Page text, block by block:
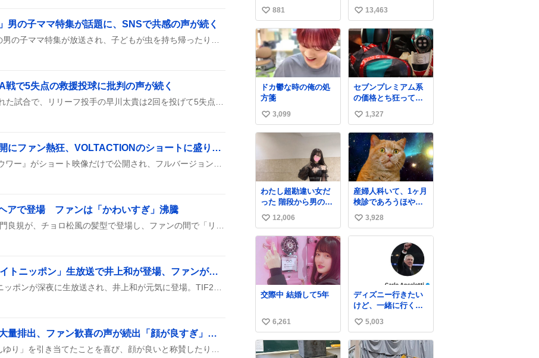
男の子ママ特集が話題に、SNSで共感の声が続く
『上田と女が吠える夜』の男の子ママ特集が放送され、子どもが虫を持ち帰ったり壁に穴を開けたり、ママ呼びが続く姿が笑いと共感を呼んでいる様子がSNSで広がっている。
戦で5失点の救援投球に批判の声が続く
阪神がDeNAに7対11で敗れた試合で、リリーフ投手の早川太貴は2回を投げて5失点し、試合の流れをさらに悪化させた。SNSでは早川の投球に対して批判的な声が多数上がっている。
「ロウワー」フル未公開にファン熱狂、VOLTACTIONのショートに盛り上がりの声
VOLTACTIONが歌う『ロウワー』がショート映像だけで公開され、フルバージョンがまだ出ていないことに、ファンが「フルで聞きたい！」とテンション高くリクエストを連投している様子がうかがえる。
アで登場 ファンは「かわいすぎ」沸騰
Aぇ!groupの佐野晶哉や正門良規が、チョロ松風の髪型で登場し、ファンの間で「リアルチョロ松」や「かわいすぎ」などのコメントが広がっている。
「乃木坂46のオールナイトニッポン」生放送で井上和が登場、ファンが「可愛すぎる」盛り上がり
乃木坂46のオールナイトニッポンが深夜に生放送され、井上和が元気に登場。TIF2026の話やマイクの持ち方トークが繰り広げられ、リスナーは「可愛すぎる」や「生放送です」などのコメントで盛り上がった。
「あんゆり」ガチャで大量排出、ファン歓喜の声が続出「顔が良すぎ」まで称賛
ユーザーがガチャで「あんゆり」を引き当てたことを喜び、顔が良いと称賛したり、衣装やデザインに興奮する投稿が多数見られる。
刺を作るとこれに入
れて渡された)はウラ
ンガラスのような綺
麗な発色なので、子
供たちの宝物入れと
して二次利用されて
いましたとさ。
い
い
ね
数
881
てること書き出して
たらペン止まらなく
なってすごい勢いで
埋まってワロタ
い
い
ね
数
13,463
ドカ鬱な時の俺の処
方箋
い
い
数
3,099
セブンプレミアム系
の価格とち狂ってて
今これ
い
い
ね
数
1,327
わたし超勘違い女だ
った 階段から男の人
が降りて来てたんだ
けど この格好の女が
立ってたら一回は足
が止まるでしょ？普
通。降りてきたのは
仕事帰りっぽい男の
人で、足取り重そう
に歩いてて見るから
に異変を感じたんだ
い
い
ね
数
12,006
産婦人科いて、1ヶ月
検診であろうほやほ
や赤ちゃん👩‍🍼と推
定2,3歳の女の子👧🏻
をワンオペで連れて
るママがいるのだけ
マの側から離れな
てもうろちょろしな
いしママが歩いたら
ピクミンみたいにﾄﾃﾄ
ﾃついてってるし逃走
しないし脱走しない
し逃げないし走ら文
字数
い
い
3,928
交際中 結婚して5年
い
い
ね
6,261
ディズニー行きたい
けど、一緒に行くほ
ど仲のいい友達が居
ない… ほんでこれ
い
い
ね
5,003